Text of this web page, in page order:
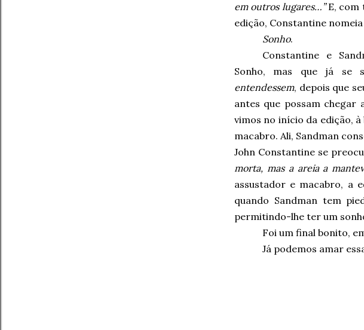
em outros lugares…”E, com
edição, Constantine
Sonho.
Constantine e
Sonho, mas que já se
entendessem, depois que
antes que possam chegar
vimos no início da edição,
macabro. Ali, Sandman
John Constantine se
morta, mas a areia a
assustador e macabro, a
quando Sandman tem
permitindo-lhe ter um
Foi um final bonito,
Já podemos amar